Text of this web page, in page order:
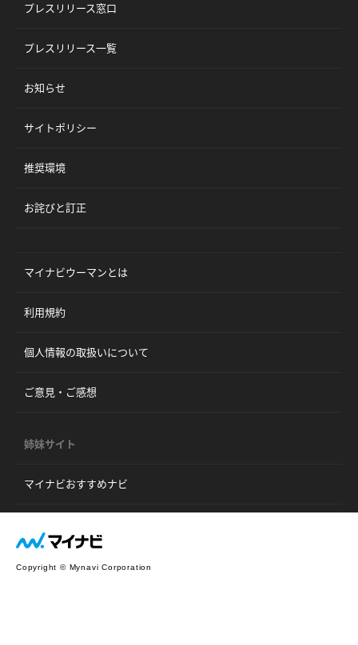
プレスリリース窓口
プレスリリース一覧
お知らせ
サイトポリシー
推奨環境
お詫びと訂正
マイナビウーマンとは
利用規約
個人情報の取扱いについて
ご意見・ご感想
姉妹サイト
マイナビおすすめナビ
Copyright © Mynavi Corporation